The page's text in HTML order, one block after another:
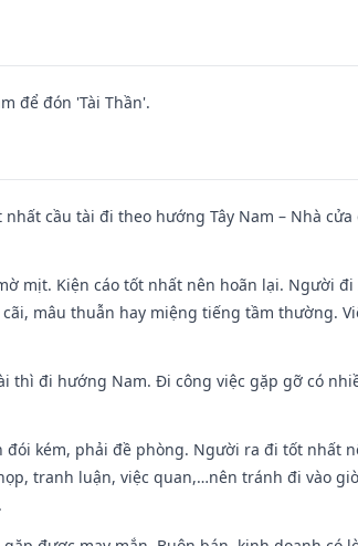
để đón 'Tài Thần'.
cầu tài đi theo hướng Tây Nam – Nhà
mịt. Kiện cáo tốt nhất nên hoãn lại. Người đi
mâu thuẫn hay miệng tiếng tầm thường.
thì đi hướng Nam. Đi công việc gặp gỡ có
đói kém, phải đề phòng. Người ra đi tốt nhất
tranh luận, việc quan,…nên tránh đi vào